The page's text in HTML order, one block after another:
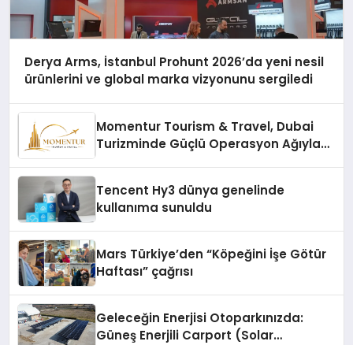
Derya Arms, İstanbul Prohunt 2026’da yeni nesil
ürünlerini ve global marka vizyonunu sergiledi
Momentur Tourism & Travel, Dubai
Turizminde Güçlü Operasyon Ağıyla
Tencent Hy3 dünya genelinde
kullanıma sunuldu
Mars Türkiye’den “Köpeğini İşe Götür
Haftası” çağrısı
Geleceğin Enerjisi Otoparkınızda:
Güneş Enerjili Carport (Solar